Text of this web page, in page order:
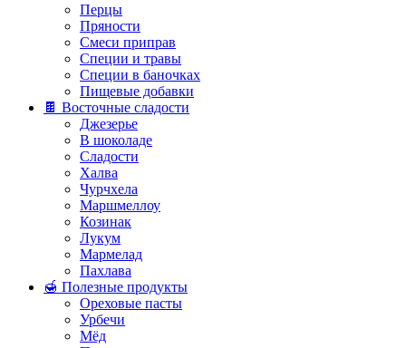
Перцы
Пряности
Смеси приправ
Специи и травы
Специи в баночках
Пищевые добавки
🍫 Восточные сладости
Джезерье
В шоколаде
Сладости
Халва
Чурчхела
Маршмеллоу
Козинак
Лукум
Мармелад
Пахлава
🍯 Полезные продукты
Ореховые пасты
Урбечи
Мёд